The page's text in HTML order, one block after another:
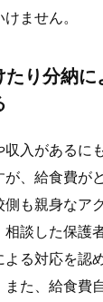
ません。
り分納に
入があるに
、給食費が
も親身なア
談した保護
る対応を認
た、給食費